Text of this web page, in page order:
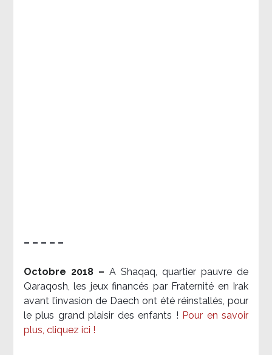
– – – – –
Octobre 2018 – A Shaqaq, quartier pauvre de
Qaraqosh, les jeux financés par Fraternité en Irak​
avant l’invasion de Daech ont été réinstallés, pour
le plus grand plaisir des enfants ! Pour en savoir
plus, cliquez ici !